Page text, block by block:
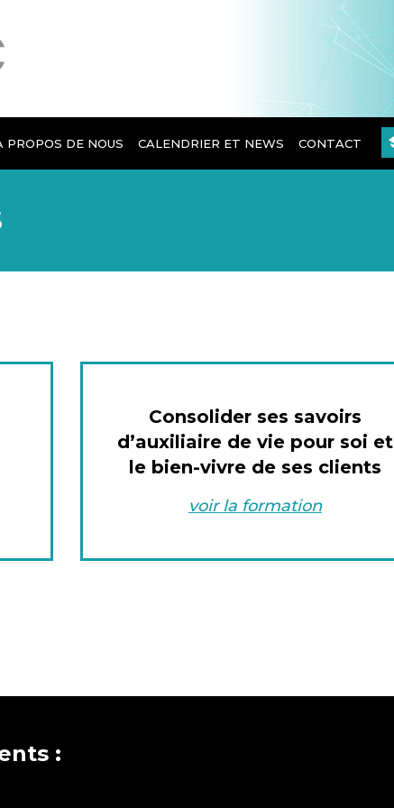
PROPOS DE NOUS CALENDRIER ET NEWS CONTACT
Consolider ses savoirs
d’auxiliaire de vie pour soi et
le bien-vivre de ses clients
voir la formation
: